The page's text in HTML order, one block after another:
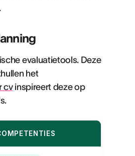
evaluatietools. Deze
het
cvinspireert deze op